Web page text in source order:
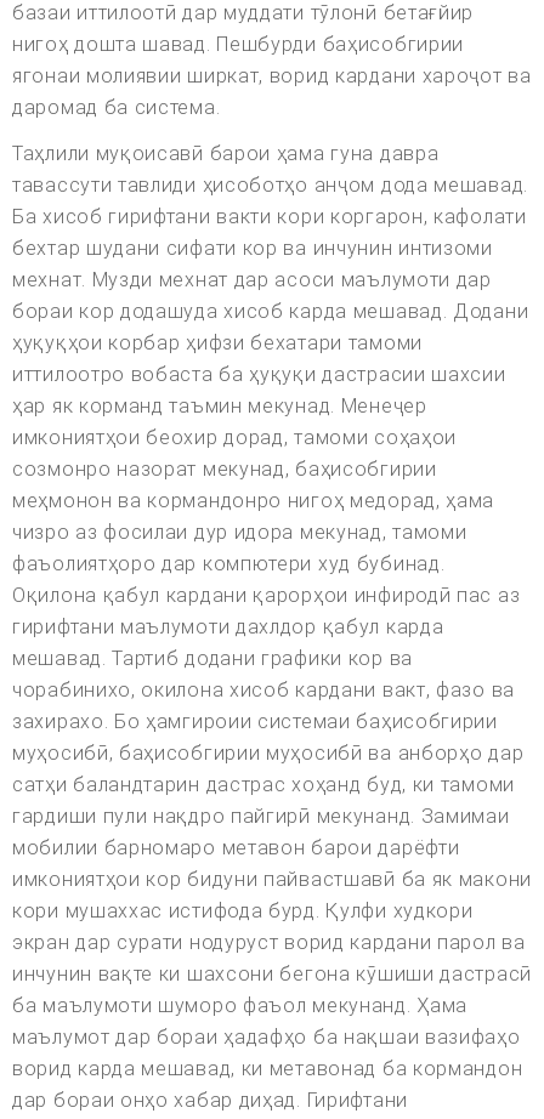
базаи иттилоотӣ дар муддати тӯлонӣ бетағйир
нигоҳ дошта шавад. Пешбурди баҳисобгирии
ягонаи молиявии ширкат, ворид кардани хароҷот ва
даромад ба система.
Таҳлили муқоисавӣ барои ҳама гуна давра
тавассути тавлиди ҳисоботҳо анҷом дода мешавад.
Ба хисоб гирифтани вакти кори коргарон, кафолати
бехтар шудани сифати кор ва инчунин интизоми
мехнат. Музди мехнат дар асоси маълумоти дар
бораи кор додашуда хисоб карда мешавад. Додани
ҳуқуқҳои корбар ҳифзи бехатари тамоми
иттилоотро вобаста ба ҳуқуқи дастрасии шахсии
ҳар як корманд таъмин мекунад. Менеҷер
имкониятҳои беохир дорад, тамоми соҳаҳои
созмонро назорат мекунад, баҳисобгирии
меҳмонон ва кормандонро нигоҳ медорад, ҳама
чизро аз фосилаи дур идора мекунад, тамоми
фаъолиятҳоро дар компютери худ бубинад.
Оқилона қабул кардани қарорҳои инфиродӣ пас аз
гирифтани маълумоти дахлдор қабул карда
мешавад. Тартиб додани графики кор ва
чорабинихо, окилона хисоб кардани вакт, фазо ва
захирахо. Бо ҳамгироии системаи баҳисобгирии
муҳосибӣ, баҳисобгирии муҳосибӣ ва анборҳо дар
сатҳи баландтарин дастрас хоҳанд буд, ки тамоми
гардиши пули нақдро пайгирӣ мекунанд. Замимаи
мобилии барномаро метавон барои дарёфти
имкониятҳои кор бидуни пайвастшавӣ ба як макони
кори мушаххас истифода бурд. Қулфи худкори
экран дар сурати нодуруст ворид кардани парол ва
инчунин вақте ки шахсони бегона кӯшиши дастрасӣ
ба маълумоти шуморо фаъол мекунанд. Ҳама
маълумот дар бораи ҳадафҳо ба нақшаи вазифаҳо
ворид карда мешавад, ки метавонад ба кормандон
дар бораи онҳо хабар диҳад. Гирифтани